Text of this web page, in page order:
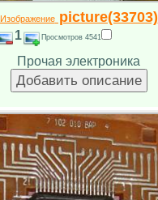
Изображениеpicture(33703)
1 Просмотров 4541
Прочая электроника